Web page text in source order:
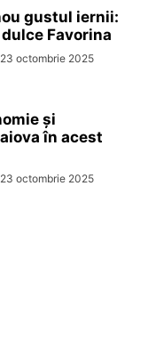
gustul iernii:
Favorina
23 octombrie 2025
și
în acest
23 octombrie 2025